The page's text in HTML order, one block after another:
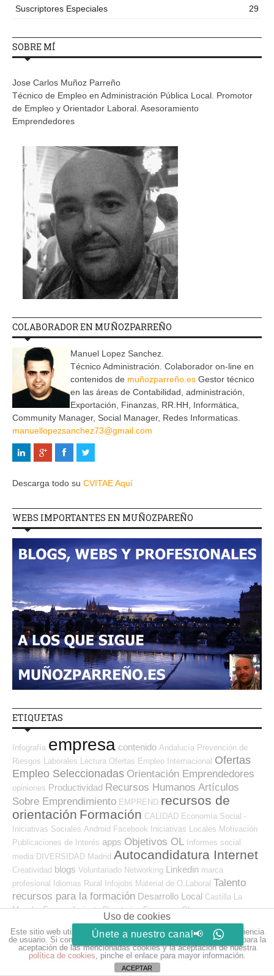
Suscriptores Especiales
29
SOBRE MÍ
Jose Carlos Muñoz Parreño
Técnico de Empleo en Administración Pública Local. Promotor
de Empleo y Orientador Laboral. Asesoramiento
Emprendedores
COLABORADOR EN MUÑOZPARREÑO
Manuel Lopez Sanchez.
Técnico Administración. Colaborador on-line en
contenidos de muñozparreño.es Gestor técnico
en las áreas de Contabilidad, administración,
Exportación, Finanzas, RR.HH, Informática,
Community Manager, Social Manager, Redes Informaticas.
manuellopezsanchez73@gmail.com
Descarga todo su CVITAE Aquí
WEBS IMPORTANTES EN MUÑOZPAREÑO
ETIQUETAS
Infografía empresa contenido Andalucía Prevención de
Riesgos Laborales
Lectura Ofertas Empleo Internacional Ofertas
Empleo Seleccionadas Orientación Emprendedores
opiniones Productividad Recursos Humanos Artículos
Sobre Emprendimiento EMPREND recursos de
orientación Formación CALIDAD Economía Social -
Iniciativas Sociales Android Facebook Iniciativas Locales Motivación
Publicaciones de Interés apps Objetivos OL Informes social
media DIVERSIDAD Madrid Autocandidatura Internet
Creatividad blogs Voluntariado Networking Linkedin marca
profesional
Idiomas Rural Infojobs Material de O.Laboral Talento
recursos para la formación Desarrollo Local Castilla La
Mancha Emprendimiento Directorios Empresas OL
Perspectivas Prácticas Reclutamiento RR.HH. redes
sociales docentes Entrevistas y Procesos Selección
Becas
investigación trabajoBuenas prácticas mercado
Herramientas (CP Y CV) Recursos
Uso de cookies
Este sitio web utiliza cookies para que usted tenga la mejor experiencia
de usuario. Si continúa navegando está dando su consentimiento para la
aceptación de las mencionadas cookies y la aceptación de nuestra
política de cookies, pinche el enlace para mayor información.
ACEPTAR
Únete a nuestro canal📢